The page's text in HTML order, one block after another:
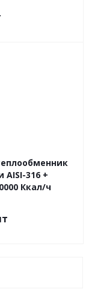
AISI-316 +
Ккал/ч